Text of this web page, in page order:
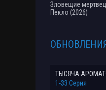
Зловещие
Пекло (2026)
ТЫСЯЧА
1-33 Серия